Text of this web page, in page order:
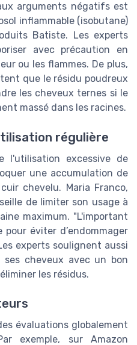
arguments négatifs est
inflammable (isobutane)
Batiste. Les experts
avec précaution en
ou les flammes. De plus,
que le résidu poudreux
les cheveux ternes si le
massé dans les racines.
régulière
l'utilisation excessive de
une accumulation de
chevelu. Maria Franco,
de limiter son usage à
maximum. "L'important
éviter d’endommager
experts soulignent aussi
ses cheveux avec un bon
les résidus.
évaluations globalement
exemple, sur Amazon